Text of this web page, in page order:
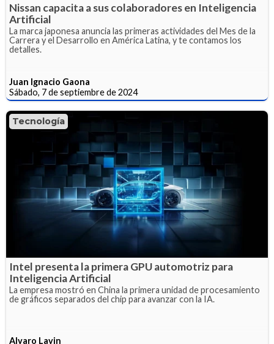
Nissan capacita a sus colaboradores en Inteligencia
Artificial
La marca japonesa anuncia las primeras actividades del Mes de la
Carrera y el Desarrollo en América Latina, y te contamos los
detalles.
Juan Ignacio Gaona
Sábado, 7 de septiembre de 2024
Tecnología
Intel presenta la primera GPU automotriz para
Inteligencia Artificial
La empresa mostró en China la primera unidad de procesamiento
de gráficos separados del chip para avanzar con la IA.
Alvaro Lavin